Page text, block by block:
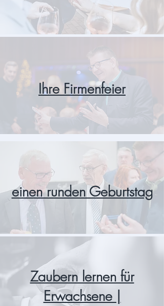
Ihre Firmenfeier
einen runden Geburtstag
Zaubern lernen für
Erwachsene |